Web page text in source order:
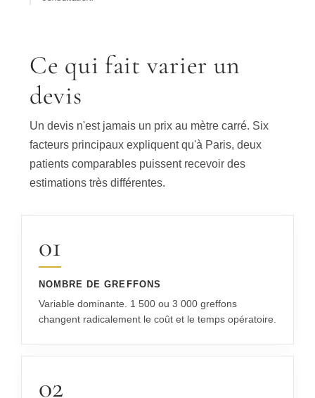
Ce qui fait varier un
devis
Un devis n'est jamais un prix au mètre carré. Six
facteurs principaux expliquent qu'à Paris, deux
patients comparables puissent recevoir des
estimations très différentes.
01
NOMBRE DE GREFFONS
Variable dominante. 1 500 ou 3 000 greffons
changent radicalement le coût et le temps opératoire.
02